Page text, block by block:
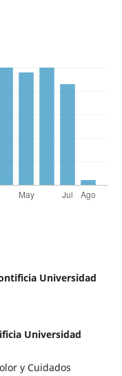
Universidad
Universidad
y Cuidados